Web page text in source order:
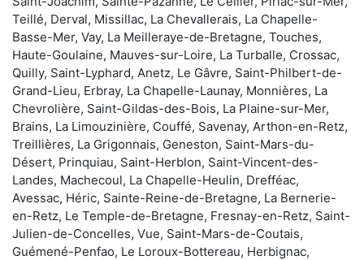
Teillé, Derval, Missillac, La Chevallerais, La Chapelle-
Basse-Mer, Vay, La Meilleraye-de-Bretagne, Touches,
Haute-Goulaine, Mauves-sur-Loire, La Turballe, Crossac,
Quilly, Saint-Lyphard, Anetz, Le Gâvre, Saint-Philbert-de-
Grand-Lieu, Erbray, La Chapelle-Launay, Monnières, La
Chevrolière, Saint-Gildas-des-Bois, La Plaine-sur-Mer,
Brains, La Limouzinière, Couffé, Savenay, Arthon-en-Retz,
Treillières, La Grigonnais, Geneston, Saint-Mars-du-
Désert, Prinquiau, Saint-Herblon, Saint-Vincent-des-
Landes, Machecoul, La Chapelle-Heulin, Drefféac,
Avessac, Héric, Sainte-Reine-de-Bretagne, La Bernerie-
en-Retz, Le Temple-de-Bretagne, Fresnay-en-Retz, Saint-
Julien-de-Concelles, Vue, Saint-Mars-de-Coutais,
Guémené-Penfao, Le Loroux-Bottereau, Herbignac,